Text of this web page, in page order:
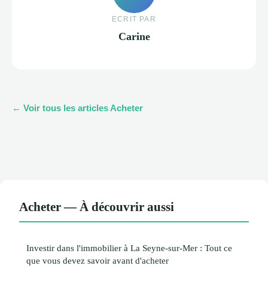
ECRIT PAR
Carine
← Voir tous les articles Acheter
Acheter — À découvrir aussi
Investir dans l'immobilier à La Seyne-sur-Mer : Tout ce
que vous devez savoir avant d'acheter